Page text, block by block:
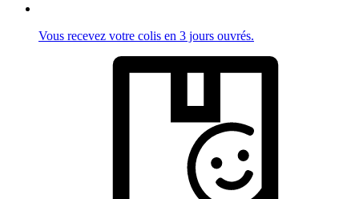
Vous recevez votre colis en 3 jours ouvrés.